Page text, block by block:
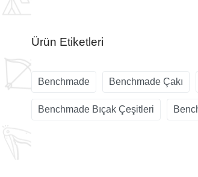
Ürün Etiketleri
Benchmade Benchmade Çakı
Benchmade Bıçak Çeşitleri